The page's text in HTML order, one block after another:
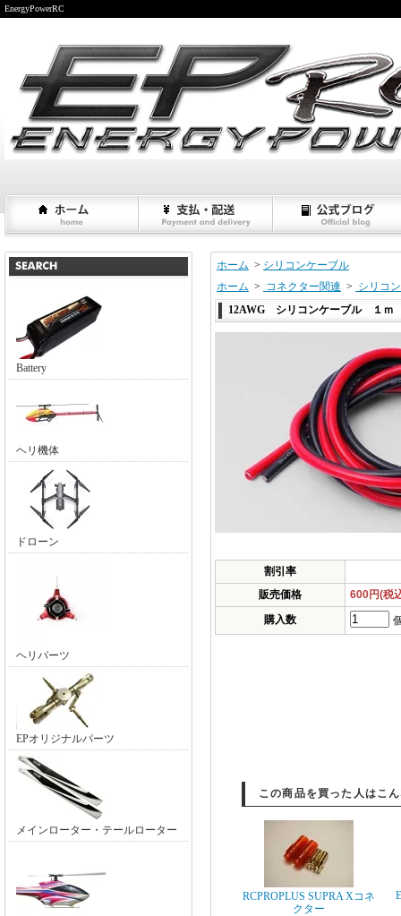
EnergyPowerRC
Battery
ヘリ機体
ドローン
ヘリパーツ
EPオリジナルパーツ
メインローター・テールローター
ホーム > シリコンケーブル
ホーム > コネクター関連 > シリコ
12AWG シリコンケーブル １ｍ
割引率
販売価格
600円(税
購入数
この商品を買った人はこ
RCPROPLUS SUPRA Xコネ
クター